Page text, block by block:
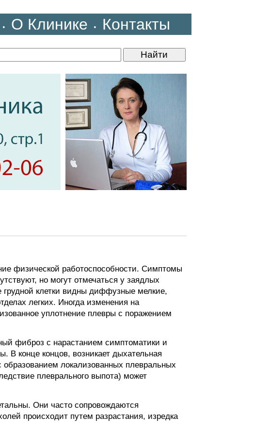
• О Клинике • Контакты
физической работоспособности. Симптомы
но могут отмечаться у заядлых
клетки видны диффузные мелкие,
легких. Иногда изменения на
уплотнение плевры с поражением
фиброз с нарастанием симптоматики и
В конце концов, возникает дыхательная
локализованных плевральных
плеврального выпота) может
Они часто сопровождаются
происходит путем разрастания, изредка